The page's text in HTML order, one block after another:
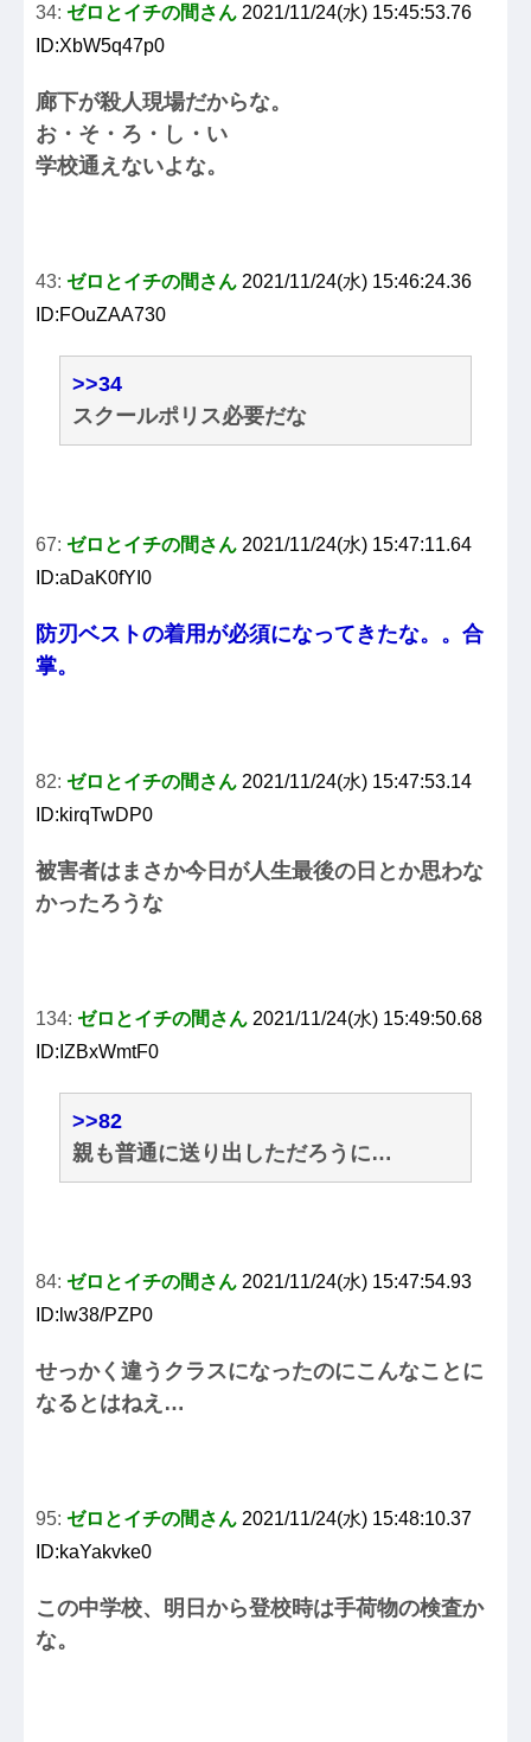
34: ゼロとイチの間さん 2021/11/24(水) 15:45:53.76
ID:XbW5q47p0
廊下が殺人現場だからな。
お・そ・ろ・し・い
学校通えないよな。
43: ゼロとイチの間さん 2021/11/24(水) 15:46:24.36
ID:FOuZAA730
>>34
スクールポリス必要だな
67: ゼロとイチの間さん 2021/11/24(水) 15:47:11.64
ID:aDaK0fYI0
防刃ベストの着用が必須になってきたな。。合
掌。
82: ゼロとイチの間さん 2021/11/24(水) 15:47:53.14
ID:kirqTwDP0
被害者はまさか今日が人生最後の日とか思わな
かったろうな
134: ゼロとイチの間さん 2021/11/24(水) 15:49:50.68
ID:IZBxWmtF0
>>82
親も普通に送り出しただろうに…
84: ゼロとイチの間さん 2021/11/24(水) 15:47:54.93
ID:lw38/PZP0
せっかく違うクラスになったのにこんなことに
なるとはねえ…
95: ゼロとイチの間さん 2021/11/24(水) 15:48:10.37
ID:kaYakvke0
この中学校、明日から登校時は手荷物の検査か
な。